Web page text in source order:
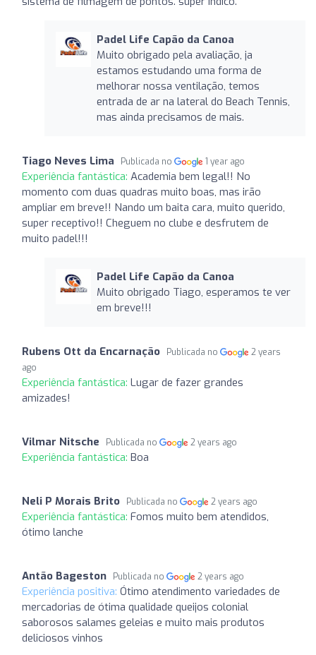
Padel Life Capão da Canoa
Muito obrigado pela avaliação, ja
estamos estudando uma forma de
melhorar nossa ventilação, temos
entrada de ar na lateral do Beach Tennis,
mas ainda precisamos de mais.
Tiago Neves Lima Publicada no 1 year ago
Experiência fantástica: Academia bem legal!! No
momento com duas quadras muito boas, mas irão
ampliar em breve!! Nando um baita cara, muito querido,
super receptivo!! Cheguem no clube e desfrutem de
muito padel!!!
Padel Life Capão da Canoa
Muito obrigado Tiago, esperamos te ver
em breve!!!
Rubens Ott da Encarnação Publicada no
2 years
ago
Experiência fantástica: Lugar de fazer grandes
amizades!
Vilmar Nitsche Publicada no 2 years ago
Experiência fantástica: Boa
Neli P Morais Brito Publicada no 2 years ago
Experiência fantástica: Fomos muito bem atendidos,
ótimo lanche
Antão Bageston Publicada no 2 years ago
Experiência positiva: Ótimo atendimento variedades de
mercadorias de ótima qualidade queijos colonial
saborosos salames geleias e muito mais produtos
deliciosos vinhos